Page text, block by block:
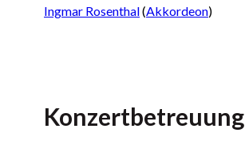
Ingmar Rosenthal(Akkordeon)
Konzertbetreuung